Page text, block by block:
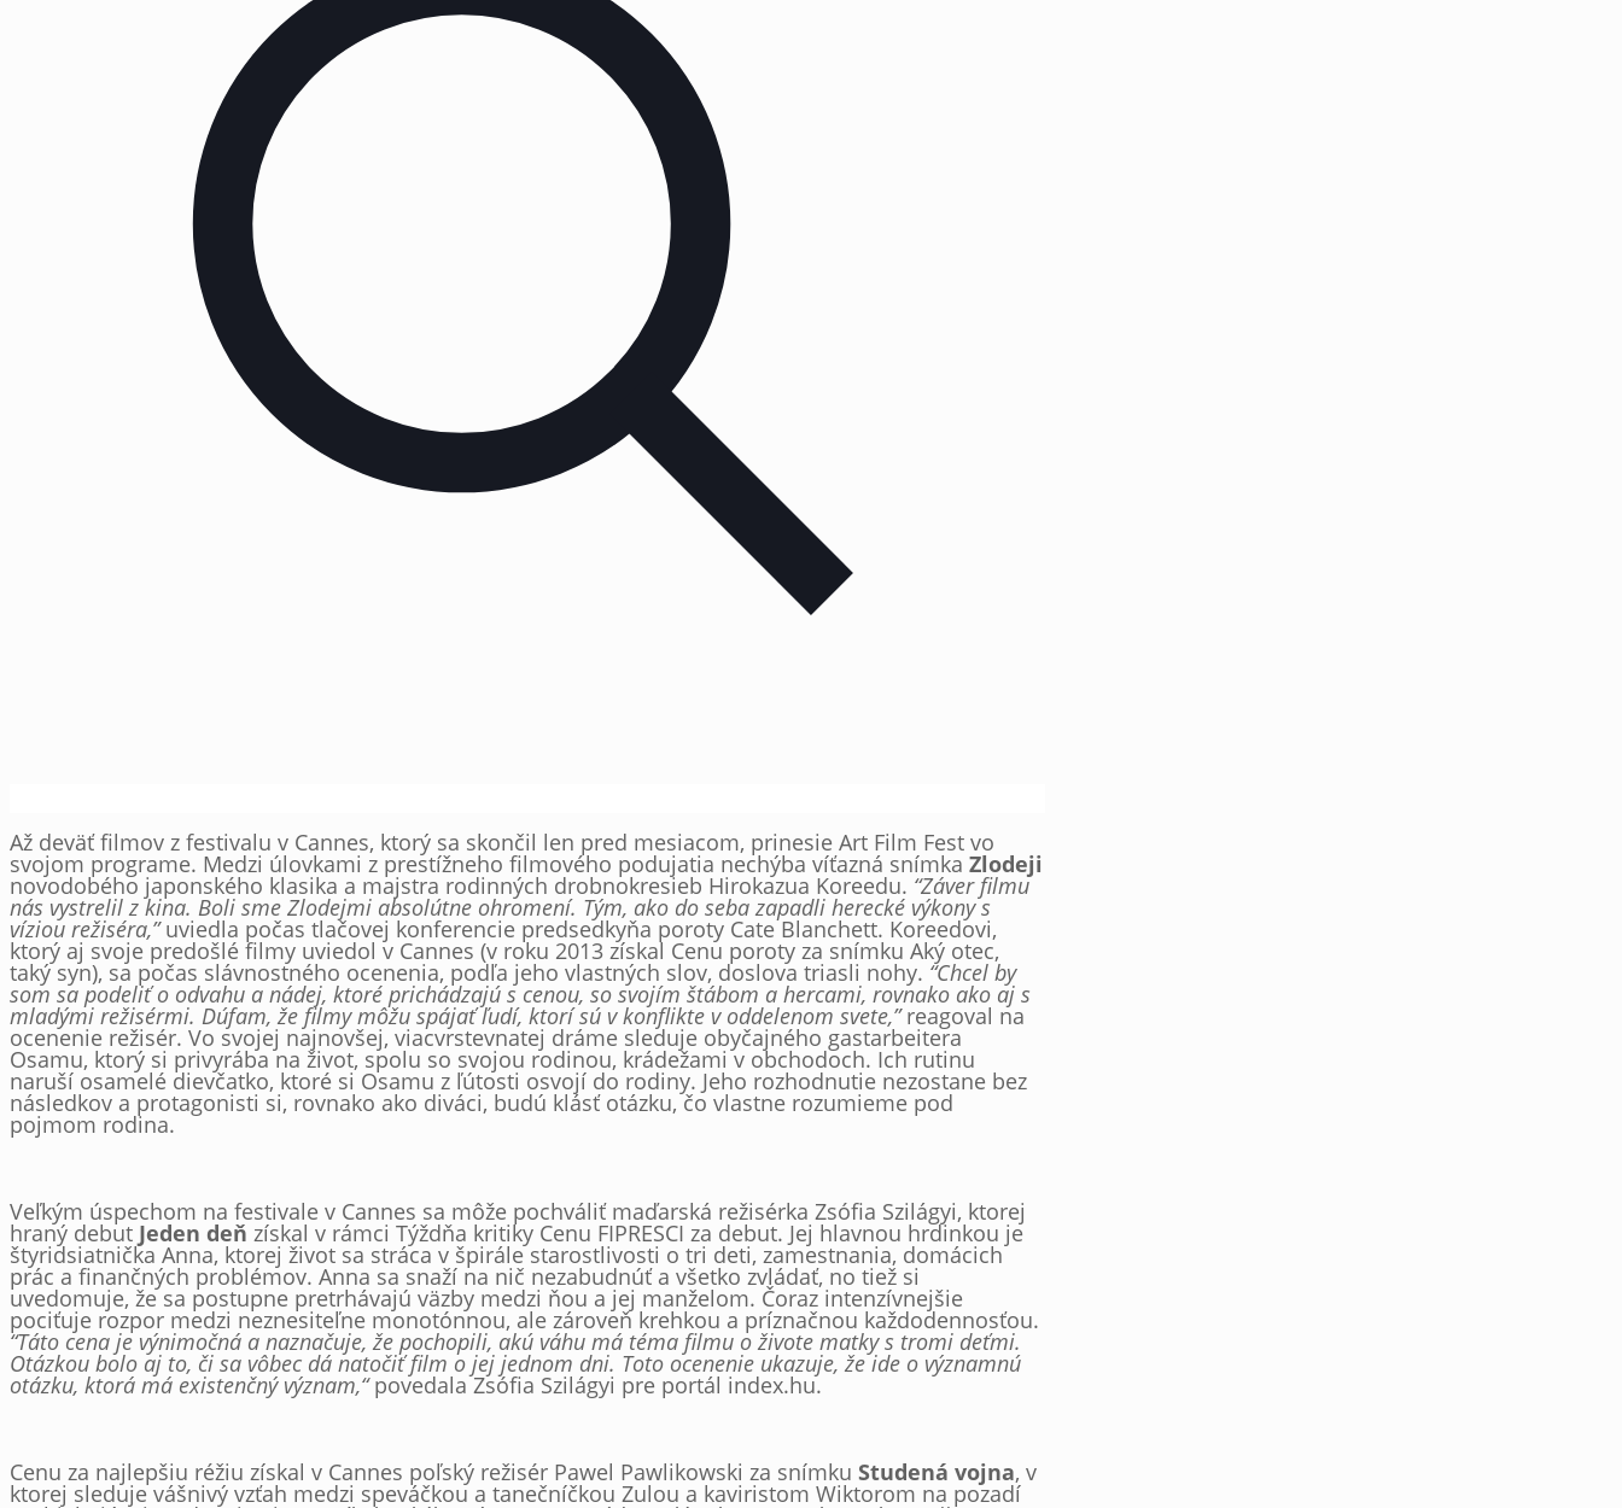
Až deväť filmov z festivalu v Cannes, ktorý sa skončil len pred mesiacom, prinesie Art Film Fest vo
svojom programe. Medzi úlovkami z prestížneho filmového podujatia nechýba víťazná snímka Zlodeji
novodobého japonského klasika a majstra rodinných drobnokresieb Hirokazua Koreedu. “Záver filmu
nás vystrelil z kina. Boli sme Zlodejmi absolútne ohromení. Tým, ako do seba zapadli herecké výkony s
víziou režiséra,”uviedla počas tlačovej konferencie predsedkyňa poroty Cate Blanchett. Koreedovi,
ktorý aj svoje predošlé filmy uviedol v Cannes (v roku 2013 získal Cenu poroty za snímku Aký otec,
taký syn), sa počas slávnostného ocenenia, podľa jeho vlastných slov, doslova triasli nohy. “Chcel by
som sa podeliť o odvahu a nádej, ktoré prichádzajú s cenou, so svojím štábom a hercami, rovnako ako aj s
mladými režisérmi. Dúfam, že filmy môžu spájať ľudí, ktorí sú v konflikte v oddelenom svete,”reagoval na
ocenenie režisér. Vo svojej najnovšej, viacvrstevnatej dráme sleduje obyčajného gastarbeitera
Osamu, ktorý si privyrába na život, spolu so svojou rodinou, krádežami v obchodoch. Ich rutinu
naruší osamelé dievčatko, ktoré si Osamu z ľútosti osvojí do rodiny. Jeho rozhodnutie nezostane bez
následkov a protagonisti si, rovnako ako diváci, budú klásť otázku, čo vlastne rozumieme pod
pojmom rodina.
Veľkým úspechom na festivale v Cannes sa môže pochváliť maďarská režisérka Zsófia Szilágyi, ktorej
hraný debut Jeden deň získal v rámci Týždňa kritiky Cenu FIPRESCI za debut. Jej hlavnou hrdinkou je
štyridsiatnička Anna, ktorej život sa stráca v špirále starostlivosti o tri deti, zamestnania, domácich
prác a finančných problémov. Anna sa snaží na nič nezabudnúť a všetko zvládať, no tiež si
uvedomuje, že sa postupne pretrhávajú väzby medzi ňou a jej manželom. Čoraz intenzívnejšie
pociťuje rozpor medzi neznesiteľne monotónnou, ale zároveň krehkou a príznačnou každodennosťou.
“Táto cena je výnimočná a naznačuje, že pochopili, akú váhu má téma filmu o živote matky s tromi deťmi.
Otázkou bolo aj to, či sa vôbec dá natočiť film o jej jednom dni. Toto ocenenie ukazuje, že ide o významnú
otázku, ktorá má existenčný význam,“povedala Zsófia Szilágyi pre portál index.hu.
Cenu za najlepšiu réžiu získal v Cannes poľský režisér Pawel Pawlikowski za snímku Studená vojna, v
ktorej sleduje vášnivý vzťah medzi speváčkou a tanečníčkou Zulou a kaviristom Wiktorom na pozadí